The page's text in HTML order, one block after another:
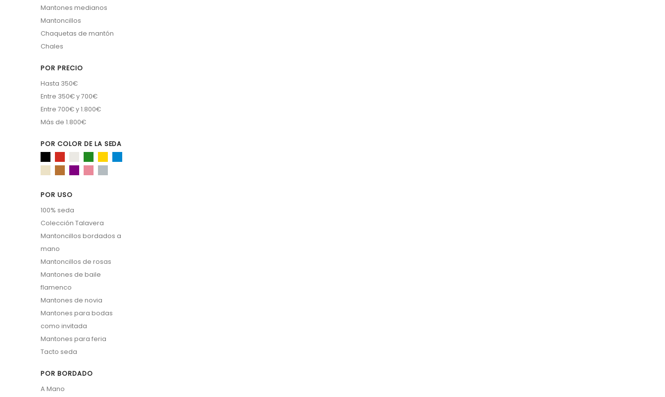
Mantones medianos
Mantoncillos
Chaquetas de mantón
Chales
POR PRECIO
Hasta 350€
Entre 350€ y 700€
Entre 700€ y 1.800€
Más de 1.800€
POR COLOR DE LA SEDA
POR USO
100% seda
Colección Talavera
Mantoncillos bordados a
mano
Mantoncillos de rosas
Mantones de baile
flamenco
Mantones de novia
Mantones para bodas
como invitada
Mantones para feria
Tacto seda
POR BORDADO
A Mano